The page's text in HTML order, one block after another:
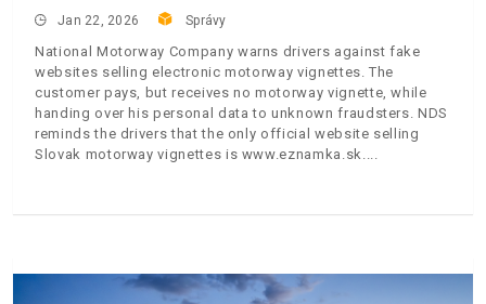
Jan 22, 2026 Správy
National Motorway Company warns drivers against fake
websites selling electronic motorway vignettes. The
customer pays, but receives no motorway vignette, while
handing over his personal data to unknown fraudsters. NDS
reminds the drivers that the only official website selling
Slovak motorway vignettes is www.eznamka.sk.